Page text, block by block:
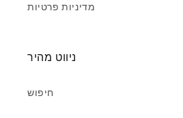
מדיניות פרטיות
ניווט מהיר
חיפוש